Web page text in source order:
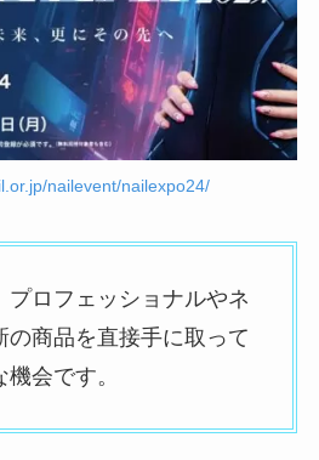
nailevent/nailexpo24/
プロフェッショナルやネ
の商品を直接手に取って
会です。